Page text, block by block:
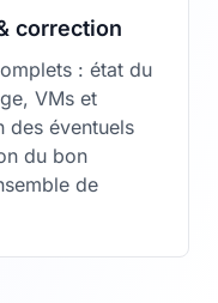
correction
: état du
VMs et
des éventuels
du bon
de